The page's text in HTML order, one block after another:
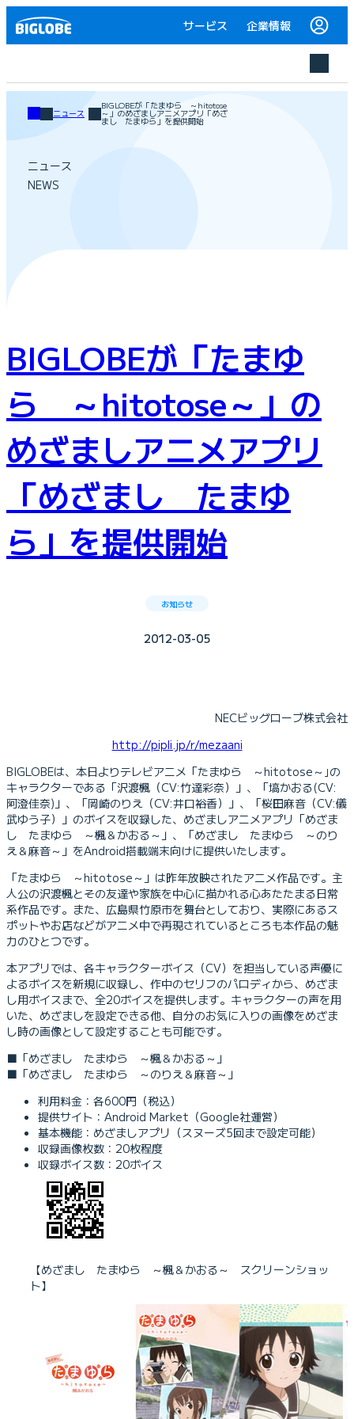
サービス 企業情報
ニュース
BIGLOBEが「たまゆら ～hitotose
～」のめざましアニメアプリ「めざ
まし たまゆら」を提供開始
ニュース
NEWS
BIGLOBEが「たまゆ
ら ～hitotose～」の
めざましアニメアプリ
「めざまし たまゆ
ら」を提供開始
お知らせ
2012-03-05
NECビッグローブ株式会社
http://pipli.jp/r/mezaani
BIGLOBEは、本日よりテレビアニメ「たまゆら ～hitotose～｣の
キャラクターである「沢渡楓（CV:竹達彩奈）」、「塙かおる(CV:
阿澄佳奈)」、「岡崎のりえ（CV:井口裕香）」、「桜田麻音（CV:儀
武ゆう子）」のボイスを収録した、めざましアニメアプリ「めざま
し たまゆら ～楓＆かおる～」、「めざまし たまゆら ～のり
え＆麻音～」をAndroid搭載端末向けに提供いたします。
「たまゆら ～hitotose～」は昨年放映されたアニメ作品です。主
人公の沢渡楓とその友達や家族を中心に描かれる心あたたまる日常
系作品です。また、広島県竹原市を舞台としており、実際にあるス
ポットやお店などがアニメ中で再現されているところも本作品の魅
力のひとつです。
本アプリでは、各キャラクターボイス（CV）を担当している声優に
よるボイスを新規に収録し、作中のセリフのパロディから、めざま
し用ボイスまで、全20ボイスを提供します。キャラクターの声を用
いた、めざましを設定できる他、自分のお気に入りの画像をめざま
し時の画像として設定することも可能です。
■「めざまし たまゆら ～楓＆かおる～」
■「めざまし たまゆら ～のりえ＆麻音～」
利用料金：各600円（税込）
提供サイト：Android Market（Google社運営）
基本機能：めざましアプリ（スヌーズ5回まで設定可能）
収録画像枚数：20枚程度
収録ボイス数：20ボイス
【めざまし たまゆら ～楓＆かおる～ スクリーンショッ
ト】